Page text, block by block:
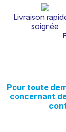
Livraison
soignée
Pour toute
concernant